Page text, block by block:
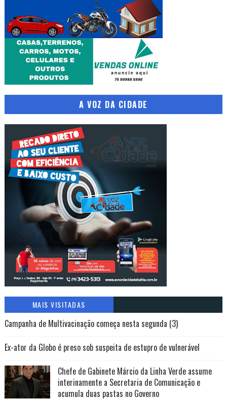
A VOZ DA CIDADE
MAIS VISITADAS
Campanha de Multivacinação começa nesta segunda (3)
Ex-ator da Globo é preso sob suspeita de estupro de vulnerável
Chefe de Gabinete Márcio da Linha Verde assume
interinamente a Secretaria de Comunicação e
acumula duas pastas no Governo